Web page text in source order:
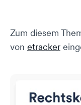
Zum diesem
von etracker